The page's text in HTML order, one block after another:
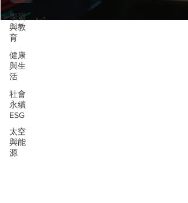
學習
與教
育
健康
與生
活
社會
永續
ESG
太空
與能
源